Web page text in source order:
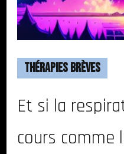
Thérapies Brèves
Et si la
cours comme